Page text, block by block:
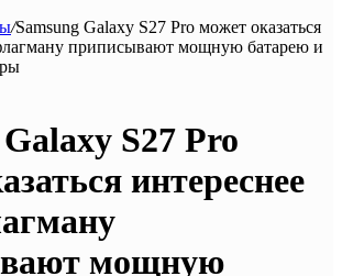
/Samsung Galaxy S27 Pro может оказаться
приписывают мощную батарею и
S27 Pro
интереснее
мощную